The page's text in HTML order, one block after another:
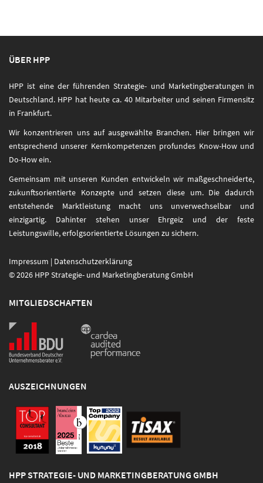
ÜBER HPP
HPP ist eine der führenden Strategie- und Marketingberatungen in
Deutschland. HPP hat heute ca. 40 Mitarbeiter und seinen Firmensitz
in Frankfurt.
Wir konzentrieren uns auf ausgewählte Branchen. Hier bringen wir
entsprechend unserer Kernkompetenzen profundes Know-How und
Do-How ein.
Gemeinsam mit unseren Kunden entwickeln wir maßgeschneiderte,
zukunftsorientierte Konzepte und setzen diese um. Die dadurch
entstehende Marktleistung macht uns unverwechselbar und
einzigartig. Dahinter stehen unser Ehrgeiz und der feste
Leistungswille, erfolgsorientierte Lösungen zu sichern.
Impressum | Datenschutzerklärung
© 2026 HPP Strategie- und Marketingberatung GmbH
MITGLIEDSCHAFTEN
AUSZEICHNUNGEN
HPP STRATEGIE- UND MARKETINGBERATUNG GMBH